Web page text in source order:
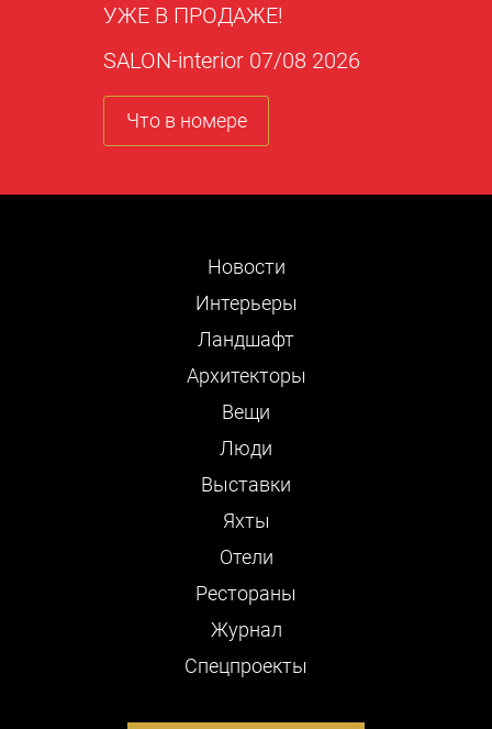
УЖЕ В ПРОДАЖЕ!
SALON-interior 07/08 2026
Что в номере
Новости
Интерьеры
Ландшафт
Архитекторы
Вещи
Люди
Выставки
Яхты
Отели
Рестораны
Журнал
Cпецпроекты